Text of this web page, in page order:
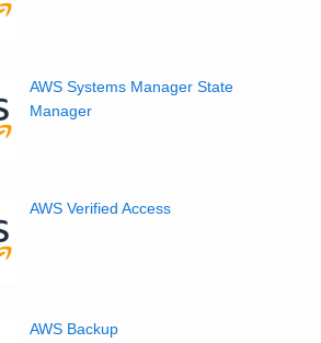
AWS Systems Manager State
Manager
AWS Verified Access
AWS Backup